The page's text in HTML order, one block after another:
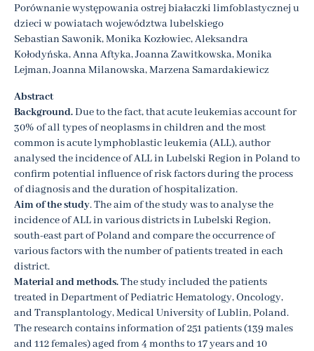
Porównanie występowania ostrej białaczki limfoblastycznej u
dzieci w powiatach województwa lubelskiego
Sebastian Sawonik, Monika Kozłowiec, Aleksandra
Kołodyńska, Anna Aftyka, Joanna Zawitkowska, Monika
Lejman, Joanna Milanowska, Marzena Samardakiewicz
Abstract
Background.Due to the fact, that acute leukemias account for
30% of all types of neoplasms in children and the most
common is acute lymphoblastic leukemia (ALL), author
analysed the incidence of ALL in Lubelski Region in Poland to
confirm potential influence of risk factors during the process
of diagnosis and the duration of hospitalization.
Aim of the study. The aim of the study was to analyse the
incidence of ALL in various districts in Lubelski Region,
south-east part of Poland and compare the occurrence of
various factors with the number of patients treated in each
district.
Material and methods.The study included the patients
treated in Department of Pediatric Hematology, Oncology,
and Transplantology, Medical University of Lublin, Poland.
The research contains information of 251 patients (139 males
and 112 females) aged from 4 months to 17 years and 10